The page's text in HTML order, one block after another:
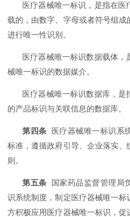
医疗器械唯一标识，是指在医
载的，由数字、字母或者符号组成
进行唯一性识别。
医疗器械唯一标识数据载体，
械唯一标识的数据媒介。
医疗器械唯一标识数据库，是
的产品标识与关联信息的数据库。
第四条 医疗器械唯一标识系
标准，遵循政府引导、企业落实、
则。
第五条 国家药品监督管理局
识系统制度，制定医疗器械唯一标
方积极应用医疗器械唯一标识，促